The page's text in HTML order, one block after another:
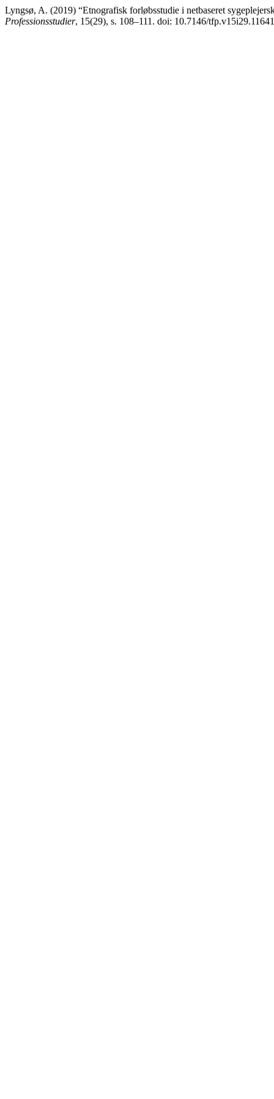
Lyngsø, A. (2019) “Etnografisk forløbsstudie i netbaseret
Professionsstudier, 15(29), s. 108–111. doi: 10.7146/